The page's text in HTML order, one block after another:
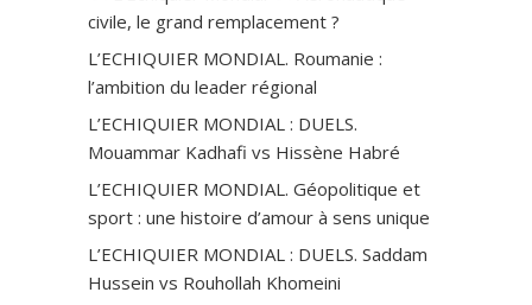
civile, le grand remplacement ?
L’ECHIQUIER MONDIAL. Roumanie :
l’ambition du leader régional
L’ECHIQUIER MONDIAL : DUELS.
Mouammar Kadhafi vs Hissène Habré
L’ECHIQUIER MONDIAL. Géopolitique et
sport : une histoire d’amour à sens unique
L’ECHIQUIER MONDIAL : DUELS. Saddam
Hussein vs Rouhollah Khomeini